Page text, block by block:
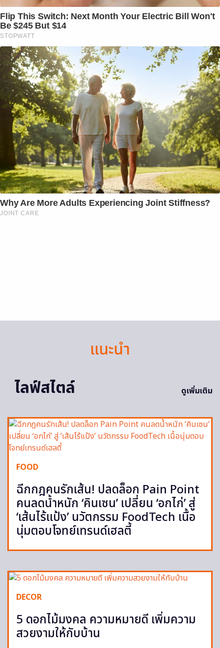
Flip This Switch: Next Month Your Electric Bill Won't
Be $245 But $14
STOPWATT
Why Are More Adults Experiencing Joint Stiffness?
JOINT CARE
แนะนำ
ไลฟ์สไตล์
ดูเพิ่มเติม
FOOD
ฉีกกฎคนรักเส้น! ปลดล็อก Pain Point
คนลดน้ำหนัก ‘คินเซน’ เปลี่ยน ‘อกไก่’ สู่
‘เส้นไร้แป้ง’ นวัตกรรม FoodTech เนื้อ
นุ่มตอบโจทย์เทรนด์เฮลตี้
DECOR
5 ดอกไม้มงคล ความหมายดี เพิ่มความ
สวยงามให้กับบ้าน